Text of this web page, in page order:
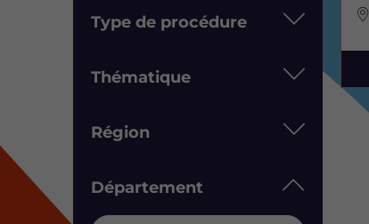
Type de procédure
Thématique
Région
Département